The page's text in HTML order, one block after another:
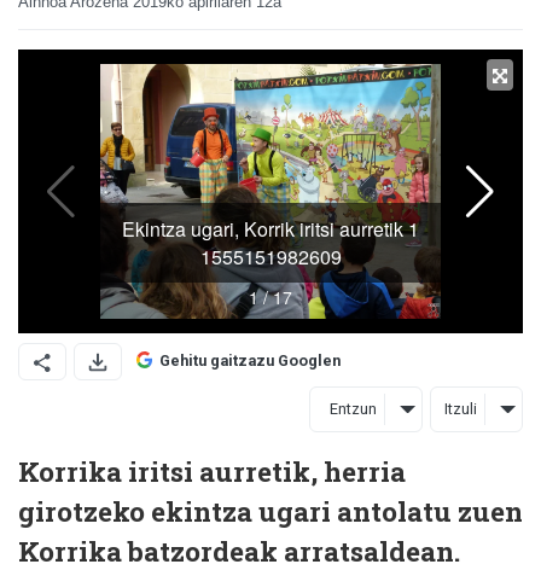
Gehitu gaitzazu Googlen
Entzun Itzuli
Korrika iritsi aurretik, herria
girotzeko ekintza ugari antolatu zuen
Korrika batzordeak arratsaldean.